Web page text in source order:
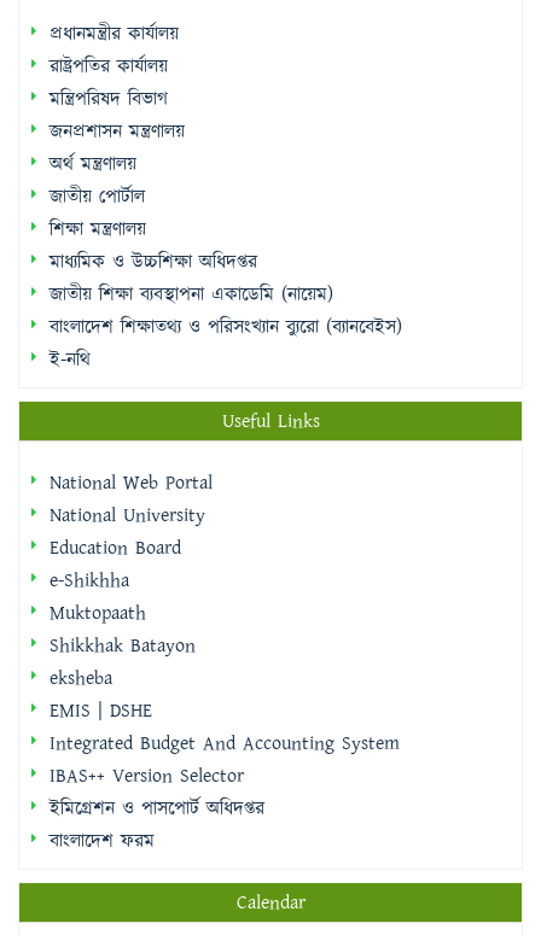
প্রধানমন্ত্রীর কার্যালয়
রাষ্ট্রপতির কার্যালয়
মন্ত্রিপরিষদ বিভাগ
জনপ্রশাসন মন্ত্রণালয়
অর্থ মন্ত্রণালয়
জাতীয় পোর্টাল
শিক্ষা মন্ত্রণালয়
মাধ্যমিক ও উচ্চশিক্ষা অধিদপ্তর
জাতীয় শিক্ষা ব্যবস্থাপনা একাডেমি (নায়েম)
বাংলাদেশ শিক্ষাতথ্য ও পরিসংখ্যান ব্যুরো (ব্যানবেইস)
ই-নথি
Useful Links
National Web Portal
National University
Education Board
e-Shikhha
Muktopaath
Shikkhak Batayon
eksheba
EMIS | DSHE
Integrated Budget And Accounting System
IBAS++ Version Selector
ইমিগ্রেশন ও পাসপোর্ট অধিদপ্তর
বাংলাদেশ ফরম
Calendar